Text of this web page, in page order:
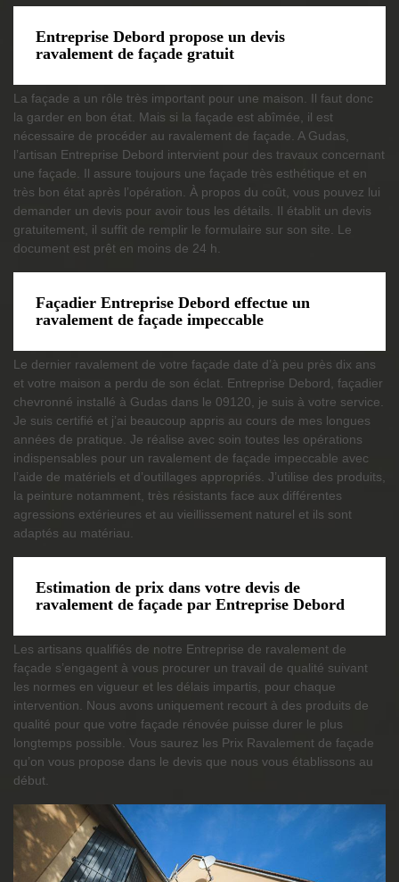
Entreprise Debord propose un devis
ravalement de façade gratuit
La façade a un rôle très important pour une maison. Il faut donc
la garder en bon état. Mais si la façade est abîmée, il est
nécessaire de procéder au ravalement de façade. A Gudas,
l’artisan Entreprise Debord intervient pour des travaux concernant
une façade. Il assure toujours une façade très esthétique et en
très bon état après l’opération. À propos du coût, vous pouvez lui
demander un devis pour avoir tous les détails. Il établit un devis
gratuitement, il suffit de remplir le formulaire sur son site. Le
document est prêt en moins de 24 h.
Façadier Entreprise Debord effectue un
ravalement de façade impeccable
Le dernier ravalement de votre façade date d’à peu près dix ans
et votre maison a perdu de son éclat. Entreprise Debord, façadier
chevronné installé à Gudas dans le 09120, je suis à votre service.
Je suis certifié et j’ai beaucoup appris au cours de mes longues
années de pratique. Je réalise avec soin toutes les opérations
indispensables pour un ravalement de façade impeccable avec
l’aide de matériels et d’outillages appropriés. J’utilise des produits,
la peinture notamment, très résistants face aux différentes
agressions extérieures et au vieillissement naturel et ils sont
adaptés au matériau.
Estimation de prix dans votre devis de
ravalement de façade par Entreprise Debord
Les artisans qualifiés de notre Entreprise de ravalement de
façade s’engagent à vous procurer un travail de qualité suivant
les normes en vigueur et les délais impartis, pour chaque
intervention. Nous avons uniquement recourt à des produits de
qualité pour que votre façade rénovée puisse durer le plus
longtemps possible. Vous saurez les Prix Ravalement de façade
qu’on vous propose dans le devis que nous vous établissons au
début.